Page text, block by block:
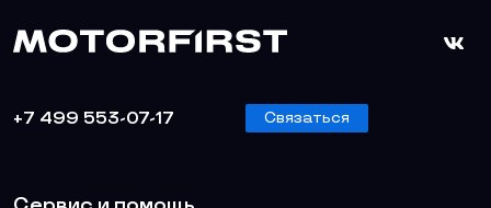
+7 499 553-07-17 Связаться